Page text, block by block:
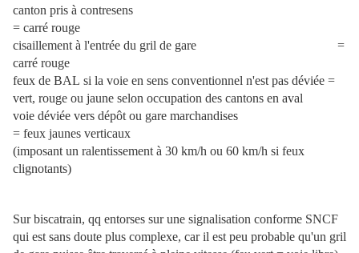
canton pris à contresens
= carré rouge
cisaillement à l'entrée du gril de gare =
carré rouge
feux de BAL si la voie en sens conventionnel n'est pas déviée =
vert, rouge ou jaune selon occupation des cantons en aval
voie déviée vers dépôt ou gare marchandises
= feux jaunes verticaux
(imposant un ralentissement à 30 km/h ou 60 km/h si feux
clignotants)
Sur biscatrain, qq entorses sur une signalisation conforme SNCF
qui est sans doute plus complexe, car il est peu probable qu'un gril